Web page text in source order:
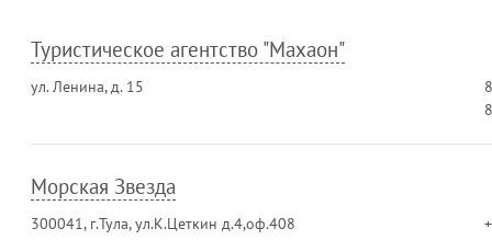
Туристическое агентство "Махаон"
ул. Ленина, д. 15
Морская Звезда
300041, г.Тула, ул.К.Цеткин д.4,оф.408